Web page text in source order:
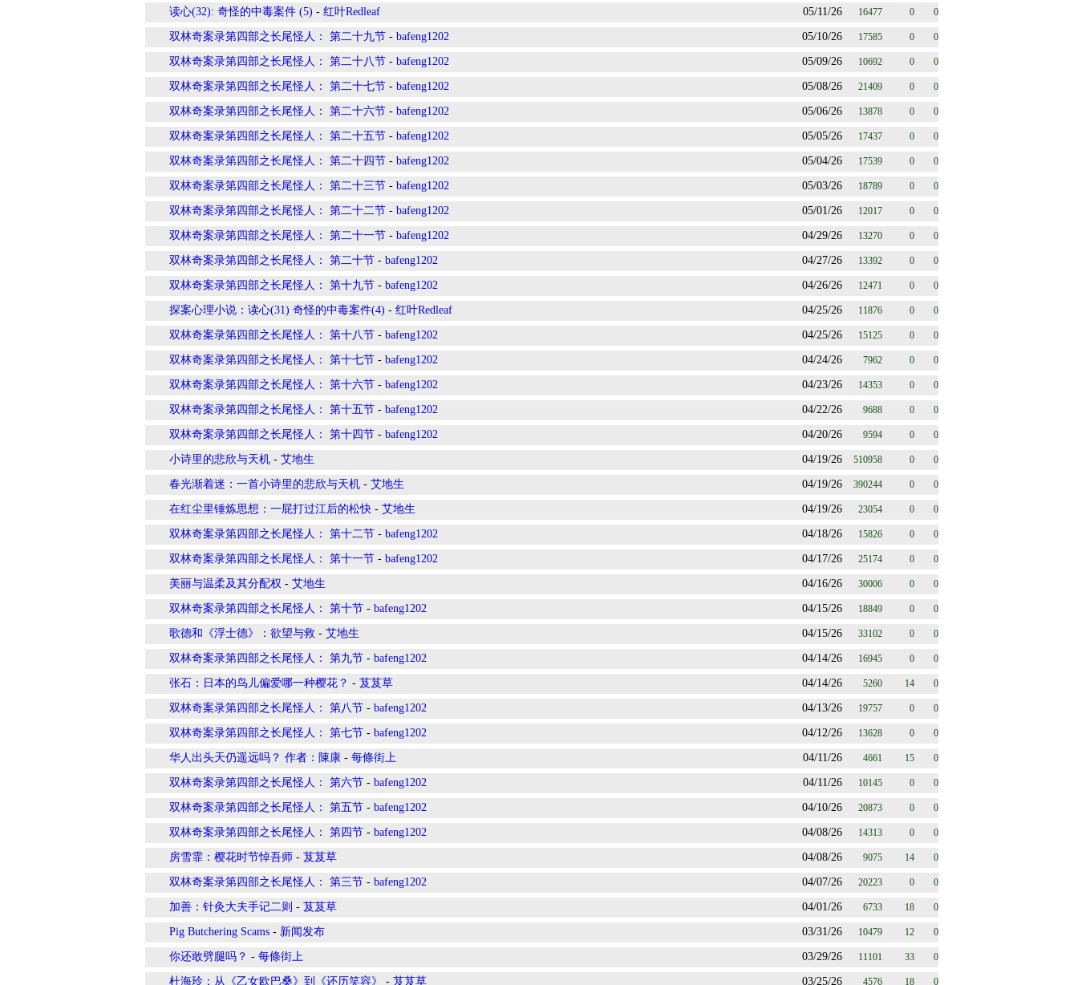
读心(32): 奇怪的中毒案件 (5) - 红叶Redleaf 05/11/26 16477 0 0
双林奇案录第四部之长尾怪人： 第二十九节 - bafeng1202 05/10/26 17585 0 0
双林奇案录第四部之长尾怪人： 第二十八节 - bafeng1202 05/09/26 10692 0 0
双林奇案录第四部之长尾怪人： 第二十七节 - bafeng1202 05/08/26 21409 0 0
双林奇案录第四部之长尾怪人： 第二十六节 - bafeng1202 05/06/26 13878 0 0
双林奇案录第四部之长尾怪人： 第二十五节 - bafeng1202 05/05/26 17437 0 0
双林奇案录第四部之长尾怪人： 第二十四节 - bafeng1202 05/04/26 17539 0 0
双林奇案录第四部之长尾怪人： 第二十三节 - bafeng1202 05/03/26 18789 0 0
双林奇案录第四部之长尾怪人： 第二十二节 - bafeng1202 05/01/26 12017 0 0
双林奇案录第四部之长尾怪人： 第二十一节 - bafeng1202 04/29/26 13270 0 0
双林奇案录第四部之长尾怪人： 第二十节 - bafeng1202 04/27/26 13392 0 0
双林奇案录第四部之长尾怪人： 第十九节 - bafeng1202 04/26/26 12471 0 0
探案心理小说：读心(31) 奇怪的中毒案件(4) - 红叶Redleaf 04/25/26 11876 0 0
双林奇案录第四部之长尾怪人： 第十八节 - bafeng1202 04/25/26 15125 0 0
双林奇案录第四部之长尾怪人： 第十七节 - bafeng1202 04/24/26 7962 0 0
双林奇案录第四部之长尾怪人： 第十六节 - bafeng1202 04/23/26 14353 0 0
双林奇案录第四部之长尾怪人： 第十五节 - bafeng1202 04/22/26 9688 0 0
双林奇案录第四部之长尾怪人： 第十四节 - bafeng1202 04/20/26 9594 0 0
小诗里的悲欣与天机 - 艾地生 04/19/26 510958 0 0
春光渐着迷：一首小诗里的悲欣与天机 - 艾地生 04/19/26 390244 0 0
在红尘里锤炼思想：一屁打过江后的松快 - 艾地生 04/19/26 23054 0 0
双林奇案录第四部之长尾怪人： 第十二节 - bafeng1202 04/18/26 15826 0 0
双林奇案录第四部之长尾怪人： 第十一节 - bafeng1202 04/17/26 25174 0 0
美丽与温柔及其分配权 - 艾地生 04/16/26 30006 0 0
双林奇案录第四部之长尾怪人： 第十节 - bafeng1202 04/15/26 18849 0 0
歌德和《浮士德》：欲望与救 - 艾地生 04/15/26 33102 0 0
双林奇案录第四部之长尾怪人： 第九节 - bafeng1202 04/14/26 16945 0 0
张石：日本的鸟儿偏爱哪一种樱花？ - 芨芨草 04/14/26 5260 14 0
双林奇案录第四部之长尾怪人： 第八节 - bafeng1202 04/13/26 19757 0 0
双林奇案录第四部之长尾怪人： 第七节 - bafeng1202 04/12/26 13628 0 0
华人出头天仍遥远吗？ 作者：陳康 - 每條街上 04/11/26 4661 15 0
双林奇案录第四部之长尾怪人： 第六节 - bafeng1202 04/11/26 10145 0 0
双林奇案录第四部之长尾怪人： 第五节 - bafeng1202 04/10/26 20873 0 0
双林奇案录第四部之长尾怪人： 第四节 - bafeng1202 04/08/26 14313 0 0
房雪霏：樱花时节悼吾师 - 芨芨草 04/08/26 9075 14 0
双林奇案录第四部之长尾怪人： 第三节 - bafeng1202 04/07/26 20223 0 0
加善：针灸大夫手记二则 - 芨芨草 04/01/26 6733 18 0
Pig Butchering Scams - 新闻发布 03/31/26 10479 12 0
你还敢劈腿吗？ - 每條街上 03/29/26 11101 33 0
杜海玲：从《乙女欧巴桑》到《还历笑容》 - 芨芨草 03/25/26 4576 18 0